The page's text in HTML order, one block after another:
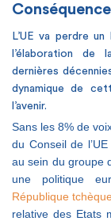
L’UE va perdre
l’élaboration de
dernières
dynamique de
l’avenir.
Sans les 8% de
du Conseil de
au sein du groupe
une politique
République
relative des Etats